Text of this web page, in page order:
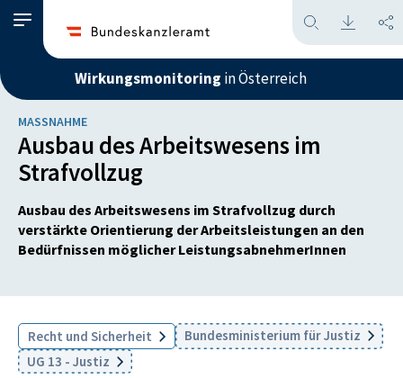
Wirkungsmonitoring in Österreich
MASSNAHME
Ausbau des Arbeitswesens im
Strafvollzug
Ausbau des Arbeitswesens im Strafvollzug durch
verstärkte Orientierung der Arbeitsleistungen an den
Bedürfnissen möglicher LeistungsabnehmerInnen
Recht und Sicherheit
Bundesministerium für Justiz
UG 13 - Justiz